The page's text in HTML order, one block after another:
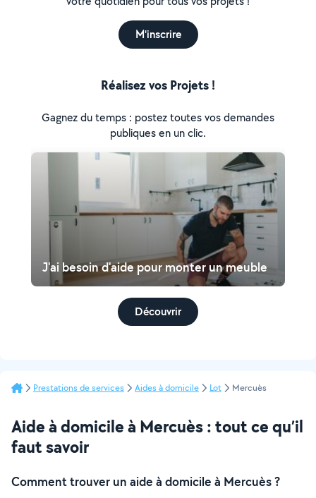
M'inscrire
Réalisez vos Projets !
Gagnez du temps : postez toutes vos demandes
publiques en un clic.
J'ai besoin d'aide pour monter un meuble
Découvrir
Prestations de services Aides à domicile Lot Mercuès
Aide à domicile à Mercuès : tout ce qu’il
faut savoir
Comment trouver un aide à domicile à Mercuès ?